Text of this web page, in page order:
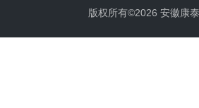
版权所有©2026 安徽康